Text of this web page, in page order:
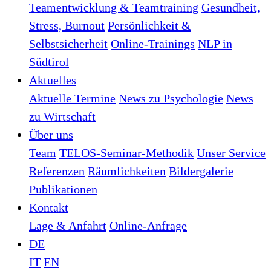
Teamentwicklung & Teamtraining Gesundheit,
Stress, Burnout Persönlichkeit &
Selbstsicherheit Online-Trainings NLP in
Südtirol
Aktuelles
Aktuelle Termine News zu Psychologie News
zu Wirtschaft
Über uns
Team TELOS-Seminar-Methodik Unser Service
Referenzen Räumlichkeiten Bildergalerie
Publikationen
Kontakt
Lage & Anfahrt Online-Anfrage
DE
IT EN